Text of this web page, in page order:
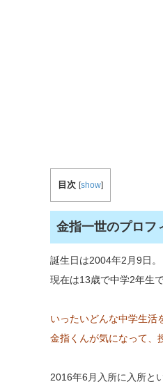
目次 [show]
金指一世のプロフ
誕生日は2004年2月9日。
現在は13歳で中学2年生で
いったいどんな中学生活
金指くんが気になって、
2016年6月入所に入所と